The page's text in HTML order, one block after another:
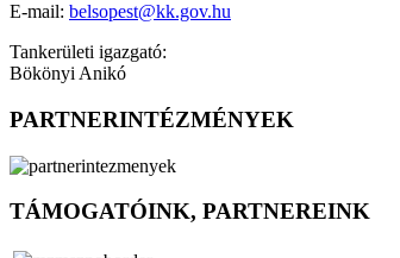
E-mail: belsopest@kk.gov.hu
Tankerületi igazgató:
Bökönyi Anikó
PARTNERINTÉZMÉNYEK
TÁMOGATÓINK, PARTNEREINK